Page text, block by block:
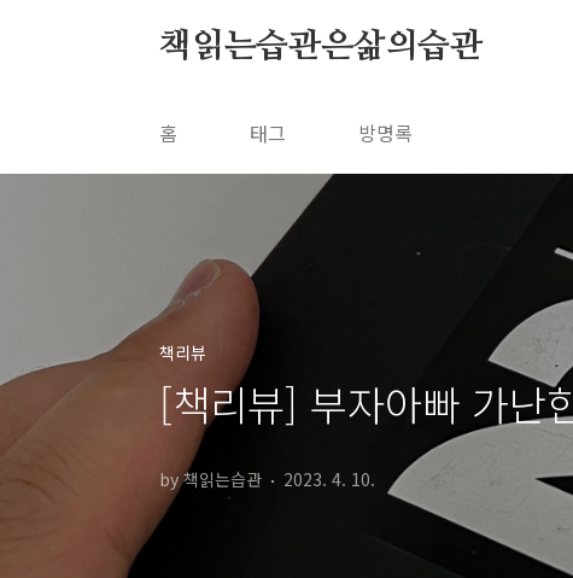
책읽는습관은삶의습관
홈 태그 방명록
책리뷰
[책리뷰] 부자아빠 가난
by 책읽는습관 2023. 4. 10.